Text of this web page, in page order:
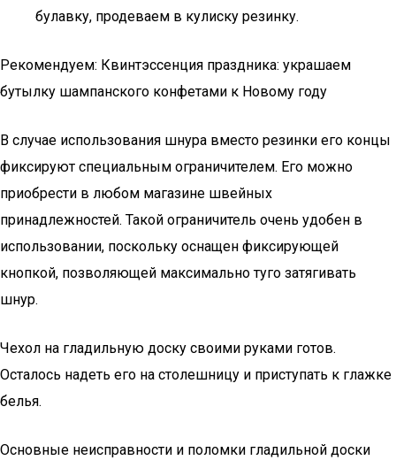
булавку, продеваем в кулиску резинку.
Рекомендуем: Квинтэссенция праздника: украшаем
бутылку шампанского конфетами к Новому году
В случае использования шнура вместо резинки его концы
фиксируют специальным ограничителем. Его можно
приобрести в любом магазине швейных
принадлежностей. Такой ограничитель очень удобен в
использовании, поскольку оснащен фиксирующей
кнопкой, позволяющей максимально туго затягивать
шнур.
Чехол на гладильную доску своими руками готов.
Осталось надеть его на столешницу и приступать к глажке
белья.
Основные неисправности и поломки гладильной доски